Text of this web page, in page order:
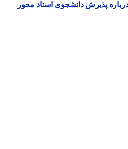
پذیرش دانشجوی استاد محور